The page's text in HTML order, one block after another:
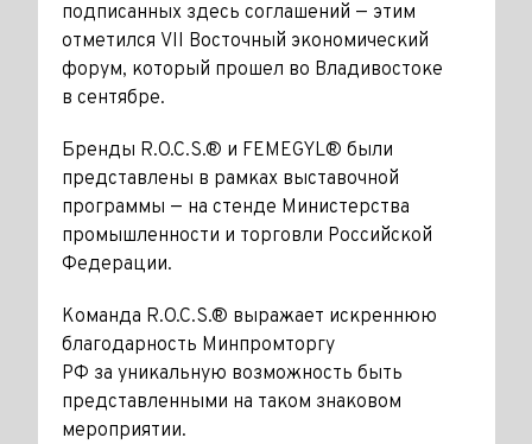
подписанных здесь соглашений — этим
отметился VII Восточный экономический
форум, который прошел во Владивостоке
в сентябре.
Бренды R.O.C.S.® и FEMEGYL® были
представлены в рамках выставочной
программы — на стенде Министерства
промышленности и торговли Российской
Федерации.
Команда R.O.C.S.® выражает искреннюю
благодарность Минпромторгу
РФ за уникальную возможность быть
представленными на таком знаковом
мероприятии.